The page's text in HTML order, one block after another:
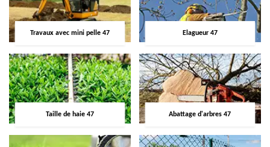
Travaux avec mini pelle 47 Elagueur 47
Taille de haie 47 Abattage d'arbres 47